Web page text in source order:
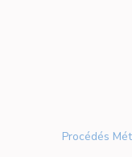
Procédés